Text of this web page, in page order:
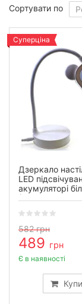
Сортувати по
Суперціна
Дзеркало
LED
акумуляторі
(28×10×10 см)
582грн
489 грн
Є в наявності